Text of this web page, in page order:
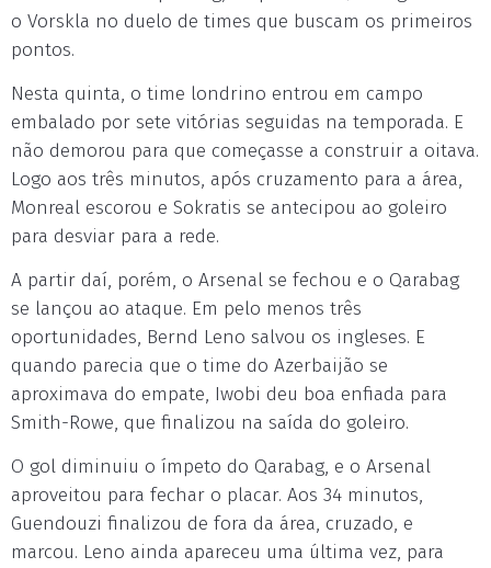
o Vorskla no duelo de times que buscam os primeiros
pontos.
Nesta quinta, o time londrino entrou em campo
embalado por sete vitórias seguidas na temporada. E
não demorou para que começasse a construir a oitava.
Logo aos três minutos, após cruzamento para a área,
Monreal escorou e Sokratis se antecipou ao goleiro
para desviar para a rede.
A partir daí, porém, o Arsenal se fechou e o Qarabag
se lançou ao ataque. Em pelo menos três
oportunidades, Bernd Leno salvou os ingleses. E
quando parecia que o time do Azerbaijão se
aproximava do empate, Iwobi deu boa enfiada para
Smith-Rowe, que finalizou na saída do goleiro.
O gol diminuiu o ímpeto do Qarabag, e o Arsenal
aproveitou para fechar o placar. Aos 34 minutos,
Guendouzi finalizou de fora da área, cruzado, e
marcou. Leno ainda apareceu uma última vez, para